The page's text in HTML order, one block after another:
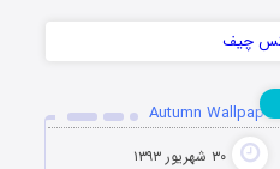
۳۰ شهریور ۱۳۹۳